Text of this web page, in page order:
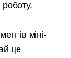
роботу.
міні-
це